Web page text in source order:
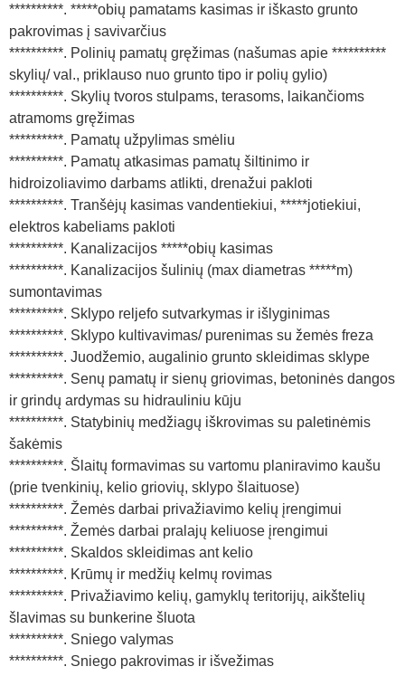
**********. *****obių pamatams kasimas ir iškasto grunto
pakrovimas į savivarčius
**********. Polinių pamatų gręžimas (našumas apie **********
skylių/ val., priklauso nuo grunto tipo ir polių gylio)
**********. Skylių tvoros stulpams, terasoms, laikančioms
atramoms gręžimas
**********. Pamatų užpylimas smėliu
**********. Pamatų atkasimas pamatų šiltinimo ir
hidroizoliavimo darbams atlikti, drenažui pakloti
**********. Tranšėjų kasimas vandentiekiui, *****jotiekiui,
elektros kabeliams pakloti
**********. Kanalizacijos *****obių kasimas
**********. Kanalizacijos šulinių (max diametras *****m)
sumontavimas
**********. Sklypo reljefo sutvarkymas ir išlyginimas
**********. Sklypo kultivavimas/ purenimas su žemės freza
**********. Juodžemio, augalinio grunto skleidimas sklype
**********. Senų pamatų ir sienų griovimas, betoninės dangos
ir grindų ardymas su hidrauliniu kūju
**********. Statybinių medžiagų iškrovimas su paletinėmis
šakėmis
**********. Šlaitų formavimas su vartomu planiravimo kaušu
(prie tvenkinių, kelio griovių, sklypo šlaituose)
**********. Žemės darbai privažiavimo kelių įrengimui
**********. Žemės darbai pralajų keliuose įrengimui
**********. Skaldos skleidimas ant kelio
**********. Krūmų ir medžių kelmų rovimas
**********. Privažiavimo kelių, gamyklų teritorijų, aikštelių
šlavimas su bunkerine šluota
**********. Sniego valymas
**********. Sniego pakrovimas ir išvežimas